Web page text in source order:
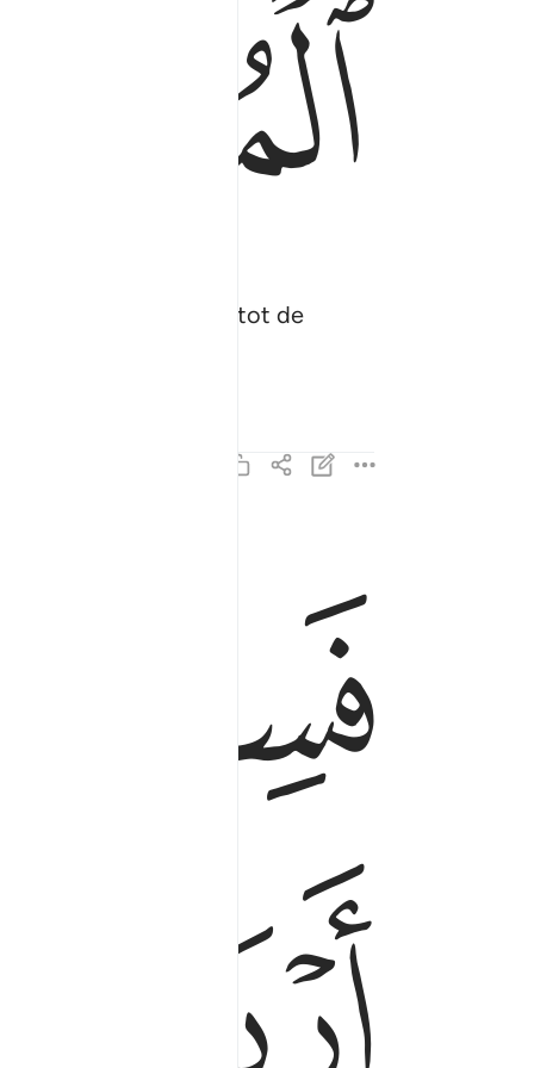
gericht tot de
ﱋ